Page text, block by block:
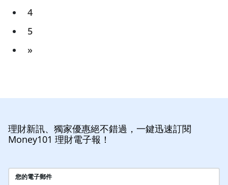
4
5
»
理財新訊、獨家優惠絕不錯過，一鍵迅速訂閱
Money101 理財電子報！